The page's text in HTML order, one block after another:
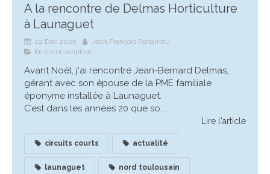
A la rencontre de Delmas Horticulture
à Launaguet
22 Déc 2025
Jean François Portarrieu
En circonscription
Avant Noêl, j'ai rencontré Jean-Bernard Delmas,
gérant avec son épouse de la PME familiale
éponyme installée à Launaguet.
C’est dans les années 20 que so...
Lire l'article
circuits courts actualité
launaguet nord toulousain